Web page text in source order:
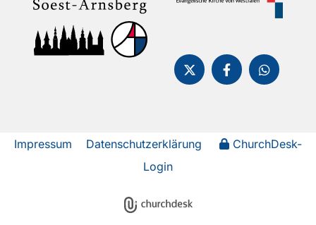
Impressum Datenschutzerklärung
ChurchDesk-
Login